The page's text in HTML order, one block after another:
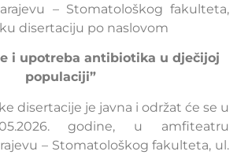
– Stomatološkog fakulteta,
disertaciju po naslovom
i upotreba antibiotika u dječijoj
populaciji”
disertacije je javna i održat će se u
godine, u amfiteatru
– Stomatološkog fakulteta, ul.